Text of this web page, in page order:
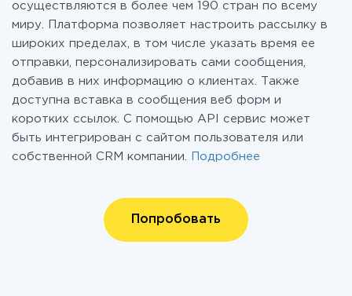
осуществляются в более чем 190 стран по всему
миру. Платформа позволяет настроить рассылку в
широких пределах, в том числе указать время ее
отправки, персонализировать сами сообщения,
добавив в них информацию о клиентах. Также
доступна вставка в сообщения веб форм и
коротких ссылок. С помощью API сервис может
быть интегрирован с сайтом пользователя или
собственной CRM компании.
Подробнее
Попробовать